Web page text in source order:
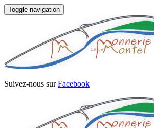
Toggle navigation
Suivez-nous surFacebook